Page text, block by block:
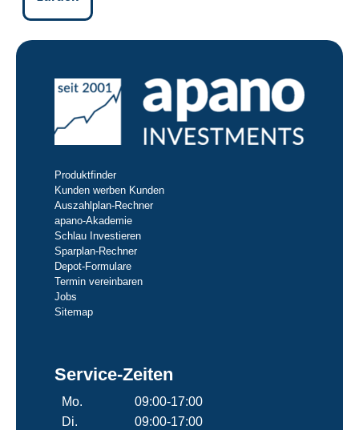
Produktfinder
Kunden werben Kunden
Auszahlplan-Rechner
apano-Akademie
Schlau Investieren
Sparplan-Rechner
Depot-Formulare
Termin vereinbaren
Jobs
Sitemap
Service-Zeiten
Mo.
09:00-17:00
Di.
09:00-17:00